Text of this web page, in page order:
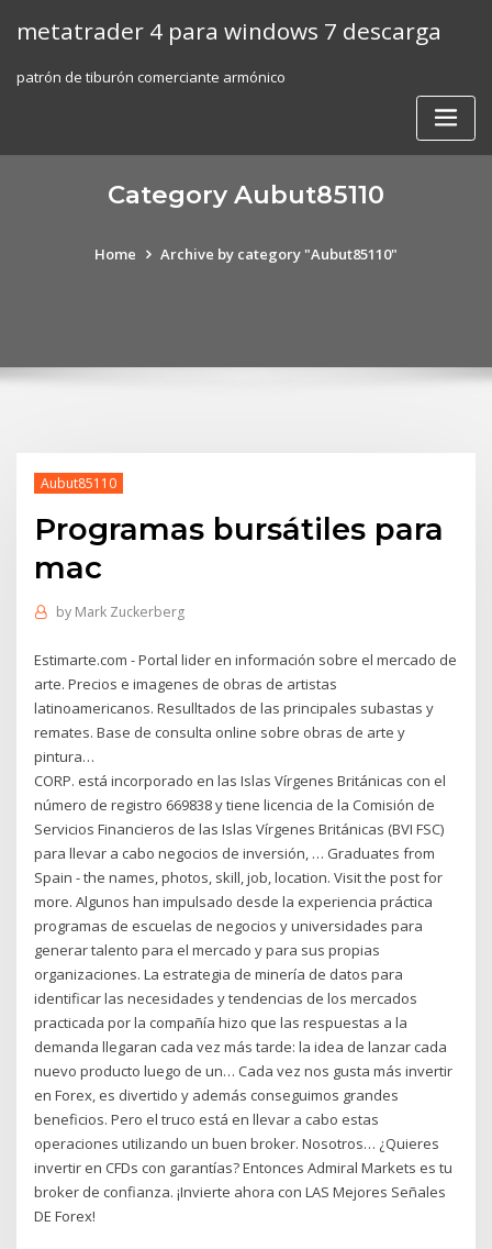
metatrader 4 para windows 7 descarga
patrón de tiburón comerciante armónico
Category Aubut85110
Home Archive by category "Aubut85110"
Aubut85110
Programas bursátiles para
mac
by Mark Zuckerberg
Estimarte.com - Portal lider en información sobre el mercado de
arte. Precios e imagenes de obras de artistas
latinoamericanos. Resulltados de las principales subastas y
remates. Base de consulta online sobre obras de arte y
pintura…
CORP. está incorporado en las Islas Vírgenes Británicas con el
número de registro 669838 y tiene licencia de la Comisión de
Servicios Financieros de las Islas Vírgenes Británicas (BVI FSC)
para llevar a cabo negocios de inversión, … Graduates from
Spain - the names, photos, skill, job, location. Visit the post for
more. Algunos han impulsado desde la experiencia práctica
programas de escuelas de negocios y universidades para
generar talento para el mercado y para sus propias
organizaciones. La estrategia de minería de datos para
identificar las necesidades y tendencias de los mercados
practicada por la compañía hizo que las respuestas a la
demanda llegaran cada vez más tarde: la idea de lanzar cada
nuevo producto luego de un… Cada vez nos gusta más invertir
en Forex, es divertido y además conseguimos grandes
beneficios. Pero el truco está en llevar a cabo estas
operaciones utilizando un buen broker. Nosotros… ¿Quieres
invertir en CFDs con garantías? Entonces Admiral Markets es tu
broker de confianza. ¡Invierte ahora con LAS Mejores Señales
DE Forex!